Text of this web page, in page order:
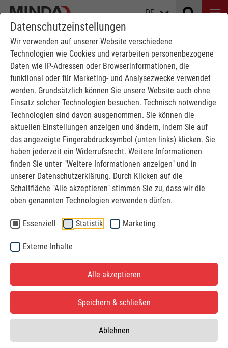
Datenschutzeinstellungen
Wir verwenden auf unserer Website verschiedene
Technologien wie Cookies und verarbeiten personenbezogene
Daten wie IP-Adressen oder Browserinformationen, die
funktional oder für Marketing- und Analysezwecke verwendet
werden. Grundsätzlich können Sie unsere Website auch ohne
Einsatz solcher Technologien besuchen. Technisch notwendige
Technologien sind davon ausgenommen. Sie können die
aktuellen Einstellungen anzeigen und ändern, indem Sie auf
das angezeigte Fingerabdrucksymbol (unten links) klicken. Sie
haben jederzeit ein Widerrufsrecht. Weitere Informationen
finden Sie unter "Weitere Informationen anzeigen" und in
unserer Datenschutzerklärung. Durch Klicken auf die
Schaltfläche "Alle akzeptieren" stimmen Sie zu, dass wir die
oben genannten Technologien verwenden dürfen.
Essenziell Statistik Marketing
Externe Inhalte
Alle akzeptieren
Speichern & schließen
Ablehnen
DE
AM STÜCK BIS INS
SAUERLAND
MINDA News AM STÜCK BIS INS SAUERLAND
Erschienen im Mindener Tageblatt am
02.10.2025
MINDA transportiert zum ersten Mal eine 87 Tonnen
schwere Holzpresse, ohne sie für den Transport noch
einmal zu zerlegen. Damit wird nicht nur Zeit gespart,
auch Fehler werden vermieden.